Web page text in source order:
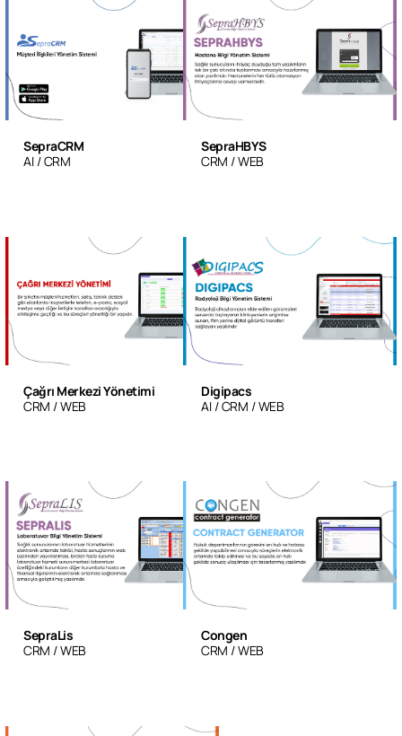
SepraCRM
AI
CRM
SepraHBYS
CRM
WEB
Çağrı Merkezi Yönetimi
CRM
WEB
Digipacs
AI
CRM WEB
SepraLis
CRM
WEB
Congen
CRM
WEB